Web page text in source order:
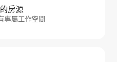
房源
專屬工作空間